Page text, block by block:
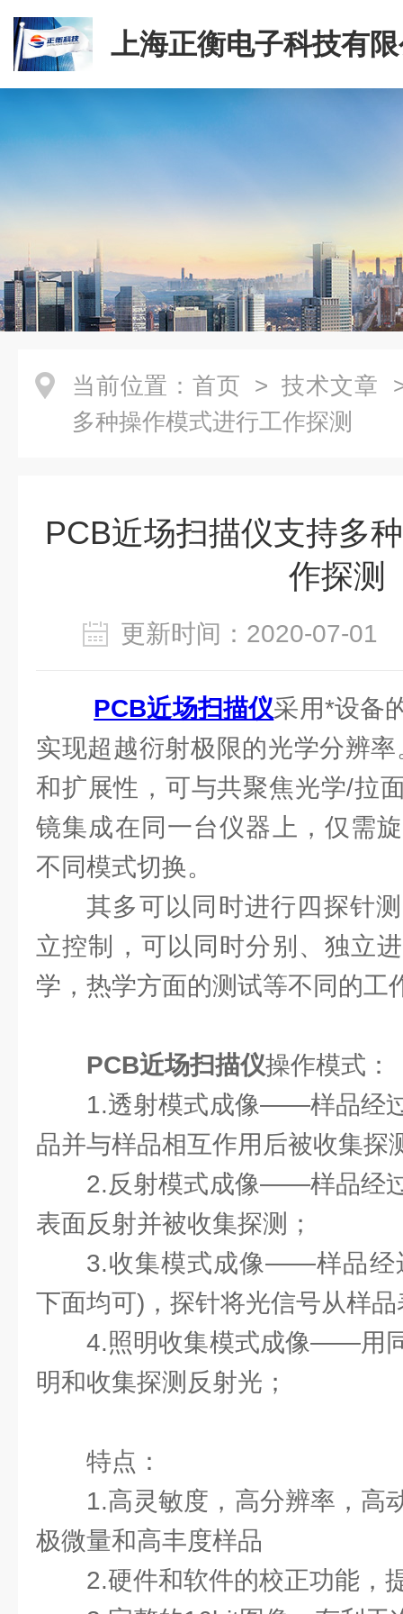
上海正衡电子科技有
当前位置： 首页 > 技术文章
多种操作模式进行工作探测
PCB近场扫描仪支持多
作探测
更新时间：2020-07-
PCB近场扫描仪采用*设备
实现超越衍射极限的光学分辨
和扩展性，可与共聚焦光学/拉
镜集成在同一台仪器上，仅需
不同模式切换。
其多可以同时进行四探针
立控制，可以同时分别、独立
学，热学方面的测试等不同的工
PCB近场扫描仪操作模式：
1.透射模式成像——样品经
品并与样品相互作用后被收集探
2.反射模式成像——样品经
表面反射并被收集探测；
3.收集模式成像——样品经
下面均可)，探针将光信号从样
4.照明收集模式成像——用
明和收集探测反射光；
特点：
1.高灵敏度，高分辨率，高
极微量和高丰度样品
2.硬件和软件的校正功能，